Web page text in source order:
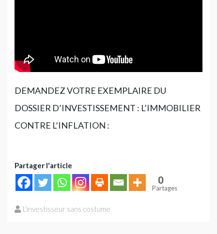
DEMANDEZ VOTRE EXEMPLAIRE DU
DOSSIER D’INVESTISSEMENT : L’IMMOBILIER
CONTRE L’INFLATION :
Partager l'article
0
Partages
L'investisseur sans costume